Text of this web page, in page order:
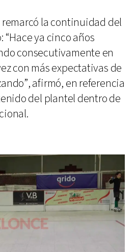
la continuidad del
ya cinco años
consecutivamente en
con más expectativas de
afirmó, en referencia
del plantel dentro de